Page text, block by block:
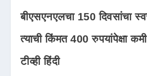
बीएसएनएलचा 150 दिवसांचा
त्याची किंमत 400 रुपयांपेक्षा
टीव्ही हिंदी